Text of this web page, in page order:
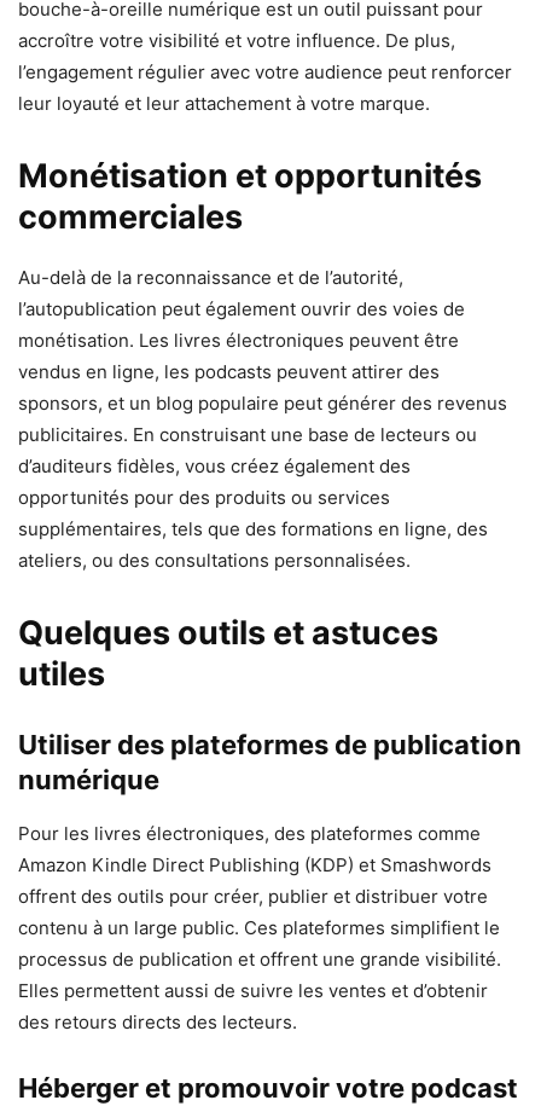
bouche-à-oreille numérique est un outil puissant pour
accroître votre visibilité et votre influence. De plus,
l’engagement régulier avec votre audience peut renforcer
leur loyauté et leur attachement à votre marque.
Monétisation et opportunités
commerciales
Au-delà de la reconnaissance et de l’autorité,
l’autopublication peut également ouvrir des voies de
monétisation. Les livres électroniques peuvent être
vendus en ligne, les podcasts peuvent attirer des
sponsors, et un blog populaire peut générer des revenus
publicitaires. En construisant une base de lecteurs ou
d’auditeurs fidèles, vous créez également des
opportunités pour des produits ou services
supplémentaires, tels que des formations en ligne, des
ateliers, ou des consultations personnalisées.
Quelques outils et astuces
utiles
Utiliser des plateformes de publication
numérique
Pour les livres électroniques, des plateformes comme
Amazon Kindle Direct Publishing (KDP) et Smashwords
offrent des outils pour créer, publier et distribuer votre
contenu à un large public. Ces plateformes simplifient le
processus de publication et offrent une grande visibilité.
Elles permettent aussi de suivre les ventes et d’obtenir
des retours directs des lecteurs.
Héberger et promouvoir votre podcast